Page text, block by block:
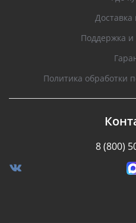
Доставка
Поддержка и
Политика обработки
8 (800)